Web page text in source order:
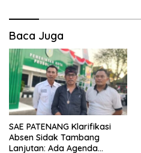
Baca Juga
SAE PATENANG Klarifikasi
Absen Sidak Tambang
Lanjutan: Ada Agenda